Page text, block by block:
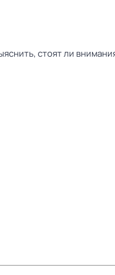
стоят ли